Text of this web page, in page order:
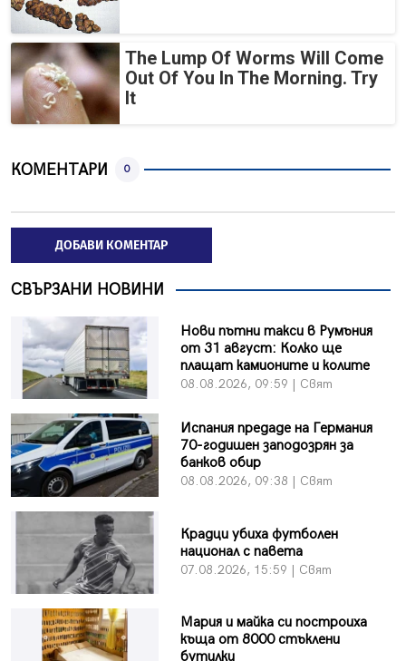
The Lump Of Worms Will Come
Out Of You In The Morning. Try
It
КОМЕНТАРИ 0
ДОБАВИ КОМЕНТАР
СВЪРЗАНИ НОВИНИ
Нови пътни такси в Румъния
от 31 август: Колко ще
плащат камионите и колите
08.08.2026, 09:59 | Свят
Испания предаде на Германия
70-годишен заподозрян за
банков обир
08.08.2026, 09:38 | Свят
Крадци убиха футболен
национал с павета
07.08.2026, 15:59 | Свят
Мария и майка си построиха
къща от 8000 стъклени
бутилки